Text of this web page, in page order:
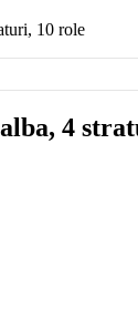
10 role
4